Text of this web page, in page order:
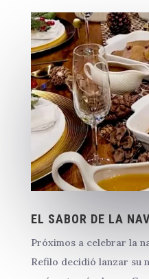
EL SABOR DE LA
Próximos a celebrar la
Refilo decidió lanzar su